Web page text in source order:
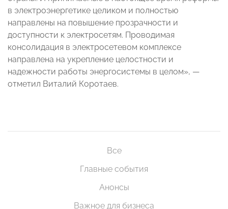
в электроэнергетике целиком и полностью
направлены на повышение прозрачности и
доступности к электросетям. Проводимая
консолидация в электросетевом комплексе
направлена на укрепление целостности и
надежности работы энергосистемы в целом», —
отметил Виталий Коротаев.
Все
Главные события
Анонсы
Важное для бизнеса